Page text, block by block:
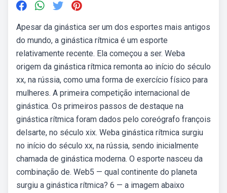
Apesar da ginástica ser um dos esportes mais antigos
do mundo, a ginástica rítmica é um esporte
relativamente recente. Ela começou a ser. Weba
origem da ginástica rítmica remonta ao início do século
xx, na rússia, como uma forma de exercício físico para
mulheres. A primeira competição internacional de
ginástica. Os primeiros passos de destaque na
ginástica rítmica foram dados pelo coreógrafo françois
delsarte, no século xix. Weba ginástica rítmica surgiu
no início do século xx, na rússia, sendo inicialmente
chamada de ginástica moderna. O esporte nasceu da
combinação de. Web5 — qual continente do planeta
surgiu a ginástica rítmica? 6 — a imagem abaixo